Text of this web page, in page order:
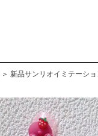
＞ 新品サンリオイミテーシ